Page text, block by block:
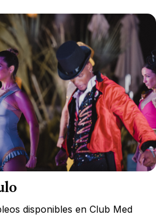
disponibles en Club Med